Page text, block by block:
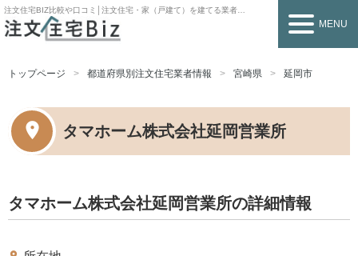
注文住宅BIZ比較や口コミ│注文住宅・家（戸建て）を建てる業者を探すなら
MENU
トップページ 都道府県別注文住宅業者情報 宮崎県 延岡市
タマホーム株式会社延岡営業所
タマホーム株式会社延岡営業所の詳細情報